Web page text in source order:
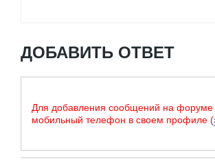
ДОБАВИТЬ ОТВЕТ
Для добавления сообщений на
мобильный телефон в своем профиле (